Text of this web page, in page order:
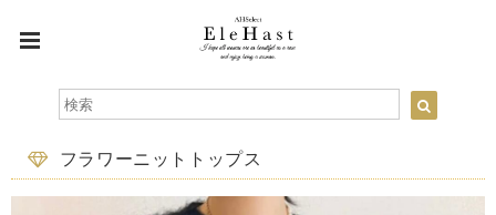
フラワーニットトップス